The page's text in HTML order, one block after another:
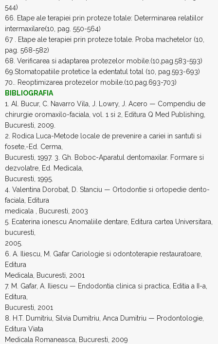
544)
66. Etape ale terapiei prin proteze totale: Determinarea relatiilor
intermaxilare(10, pag. 550-564)
67 . Etape ale terapiei prin proteze totale. Proba machetelor (10,
pag. 568-582)
68. Verificarea si adaptarea protezelor mobile.(10,pag.583-593)
69.Stomatopatiile protetice la edentatul total (10, pag.593-693)
70.. Reoptimizarea protezelor mobile.(10,pag.693-703)
BIBLIOGRAFIA
1. Al. Bucur, C. Navarro Vila, J. Lowry, J. Acero — Compendiu de
chirurgie oromaxilo-faciala, vol. 1 si 2, Editura Q Med Publishing,
Bucuresti, 2009.
2. Rodica Luca-Metode locale de prevenire a cariei in santuti si
fosete,-Ed. Cerma,
Bucuresti, 1997. 3. Gh. Boboc-Aparatul dentomaxilar. Formare si
dezvolatre, Ed. Medicala,
Bucuresti, 1995.
4. Valentina Dorobat, D. Stanciu — Ortodontie si ortopedie dento-
faciala, Editura
medicala , Bucuresti, 2003
5. Ecaterina ionescu Anomaliile dentare, Editura cartea Universitara,
bucuresti,
2005.
6. A. Iliescu, M. Gafar Cariologie si odontoterapie restauratoare,
Editura
Medicala, Bucuresti, 2001
7. M. Gafar, A. Iliescu — Endodontia clinica si practica, Editia a II-a,
Editura,
Bucuresti, 2001
8. H.T. Dumitriu, Silvia Dumitriu, Anca Dumitriu — Prodontologie,
Editura Viata
Medicala Romaneasca, Bucuresti, 2009